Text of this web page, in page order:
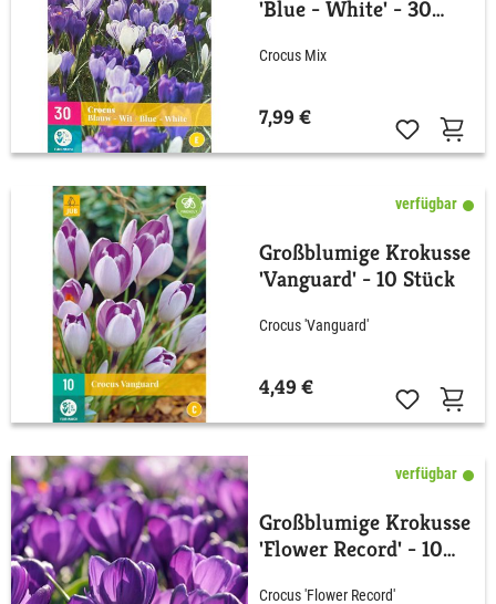
'Blue - White' - 30
Crocus Mix
7,99 €
verfügbar
Großblumige Krokusse
'Vanguard' - 10 Stück
Crocus 'Vanguard'
4,49 €
verfügbar
Großblumige Krokusse
'Flower Record' - 10
Crocus 'Flower Record'